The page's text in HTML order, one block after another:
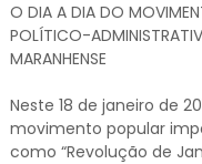
O DIA A DIA DO
POLÍTICO-
MARANHENSE
Neste 18 de janeiro de
movimento popular
como “Revolução de